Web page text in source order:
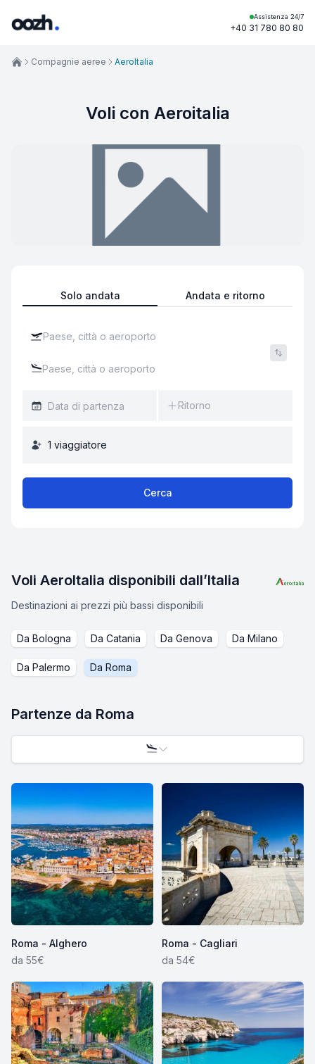
Assistenza 24/7
+40 31 780 80 80
Voli con Aeroitalia
Solo andata Andata e ritorno
Ritorno
1 viaggiatore
Cerca
Compagnie aeree AeroItalia
Voli AeroItalia disponibili dall’Italia
Destinazioni ai prezzi più bassi disponibili
Da Bologna Da Catania Da Genova Da Milano
Da Palermo Da Roma
Partenze da Roma
Roma - Alghero
da 55€
Roma - Cagliari
da 54€